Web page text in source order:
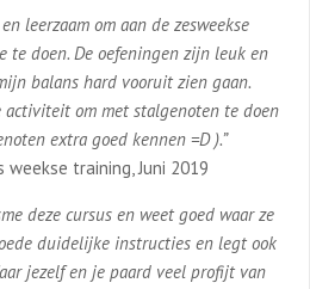
leerzaam om aan de zesweekse
doen. De oefeningen zijn leuk en
balans hard vooruit zien gaan.
activiteit om met stalgenoten te doen
extra goed kennen =D ).”
weekse training, Juni 2019
deze cursus en weet goed waar ze
duidelijke instructies en legt ook
jezelf en je paard veel profijt van